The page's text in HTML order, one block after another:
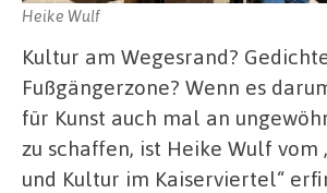
Heike Wulf
Kultur am Wegesrand?
Fußgängerzone? Wenn es
für Kunst auch mal an
zu schaffen, ist Heike Wulf vom
und Kultur im Kaiserviertel“